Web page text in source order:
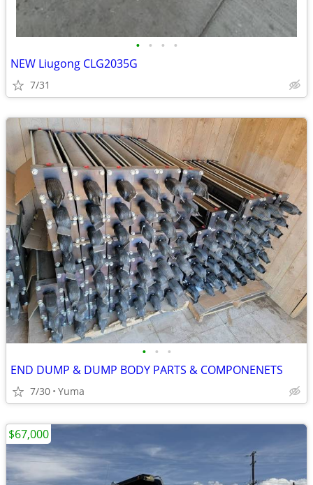
• • • •
NEW Liugong CLG2035G
7/31
• • •
END DUMP & DUMP BODY PARTS & COMPONENETS
7/30 Yuma
$67,000